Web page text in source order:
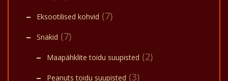
Eksootilised kohvid (7)
Snäkid (7)
Maapähklite toidu suupisted (2)
Peanuts toidu suupisted (3)